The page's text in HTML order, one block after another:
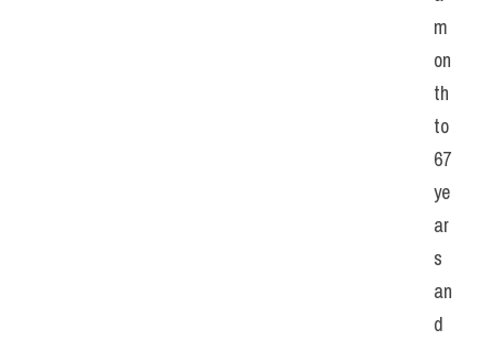
m
on
th
to
67
ye
ar
s
an
d